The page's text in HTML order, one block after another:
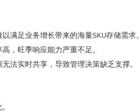
满足业务增长带来的海量SKU存储需求。
，旺季响应能力严重不足。
法实时共享，导致管理决策缺乏支撑。